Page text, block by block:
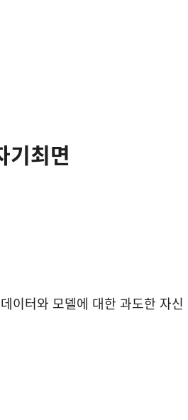
기최면
이터와 모델에 대한 과도한 자신